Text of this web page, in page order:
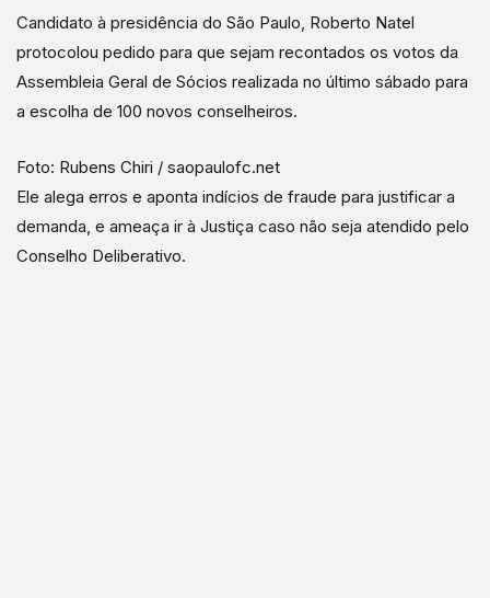
Candidato à presidência do São Paulo, Roberto Natel
protocolou pedido para que sejam recontados os votos da
Assembleia Geral de Sócios realizada no último sábado para
a escolha de 100 novos conselheiros.
Foto: Rubens Chiri / saopaulofc.net
Ele alega erros e aponta indícios de fraude para justificar a
demanda, e ameaça ir à Justiça caso não seja atendido pelo
Conselho Deliberativo.